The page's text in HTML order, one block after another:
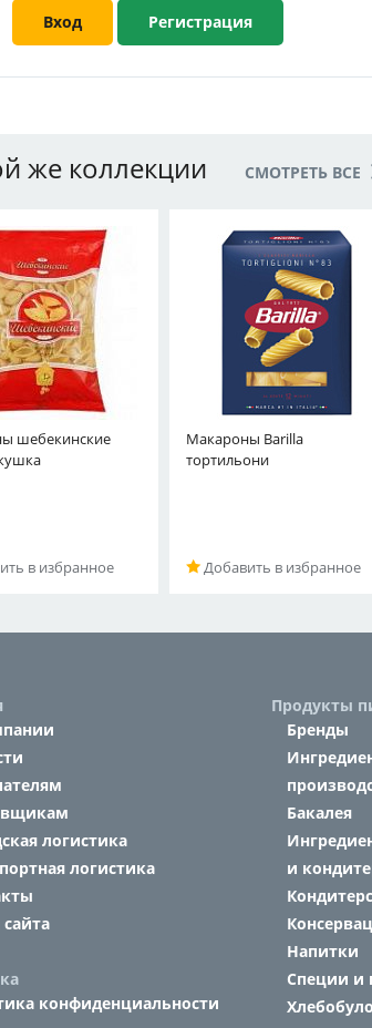
Вход Регистрация
же коллекции СМОТРЕТЬ ВСЕ
шебекинские
в избранное
Макароны Barilla
тортильони
Добавить в избранное
логистика
логистика
сайта
конфиденциальности
Продукты
Бренды
Бакалея
и
Напитки
Специи и